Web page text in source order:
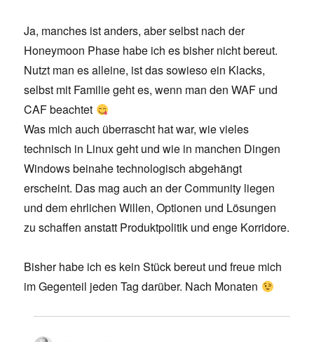
Ja, manches ist anders, aber selbst nach der
Honeymoon Phase habe ich es bisher nicht bereut.
Nutzt man es alleine, ist das sowieso ein Klacks,
selbst mit Familie geht es, wenn man den WAF und
CAF beachtet
Was mich auch überrascht hat war, wie vieles
technisch in Linux geht und wie in manchen Dingen
Windows beinahe technologisch abgehängt
erscheint. Das mag auch an der Community liegen
und dem ehrlichen Willen, Optionen und Lösungen
zu schaffen anstatt Produktpolitik und enge Korridore.
Bisher habe ich es kein Stück bereut und freue mich
im Gegenteil jeden Tag darüber. Nach Monaten